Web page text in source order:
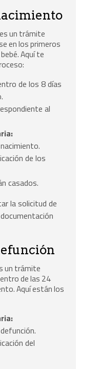
un trámite
en los primeros
Aquí te
de los 8 días
al
de los
casados.
la solicitud de
un trámite
de las 24
Aquí están los
del